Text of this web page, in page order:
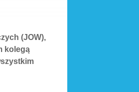
(JOW),
kolegą